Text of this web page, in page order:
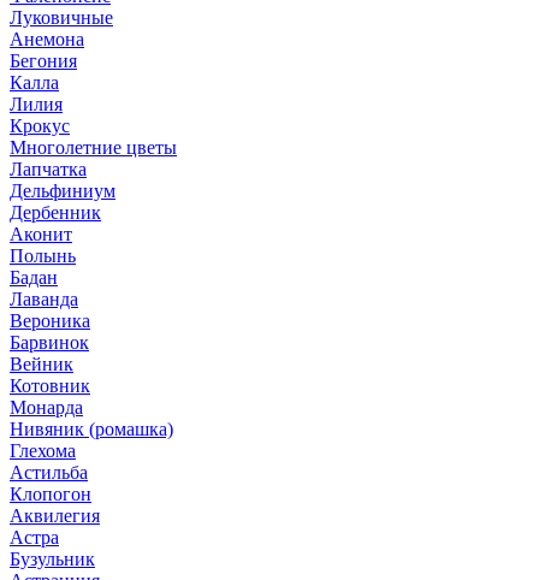
Луковичные
Анемона
Бегония
Калла
Лилия
Крокус
Многолетние цветы
Лапчатка
Дельфиниум
Дербенник
Аконит
Полынь
Бадан
Лаванда
Вероника
Барвинок
Вейник
Котовник
Монарда
Нивяник (ромашка)
Глехома
Астильба
Клопогон
Аквилегия
Астра
Бузульник